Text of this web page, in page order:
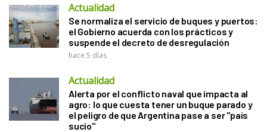
Actualidad
Se normaliza el servicio de buques y puertos:
el Gobierno acuerda con los prácticos y
suspende el decreto de desregulación
hace 5 días
Actualidad
Alerta por el conflicto naval que impacta al
agro: lo que cuesta tener un buque parado y
el peligro de que Argentina pase a ser "país
sucio"